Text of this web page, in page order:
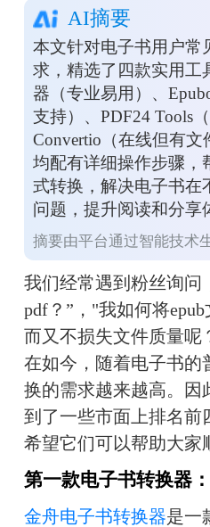
AI摘要
本文针对电子书用户常
求，精选了四款实用工
器（专业易用）、
支持）、PDF24 Tools
Convertio（在线但有
均配有详细操作步骤，
式转换，解决电子书在
问题，提升阅读和分享
摘要由平台通过智能技术
我们经常遇到粉丝询问
pdf？”，"我如何将
而又不损失文件质量呢
在如今，随着电子书的
换的需求越来越高。因
到了一些市面上排名前
希望它们可以帮助大家
第一款电子书转换器
金舟电子书转换器是一